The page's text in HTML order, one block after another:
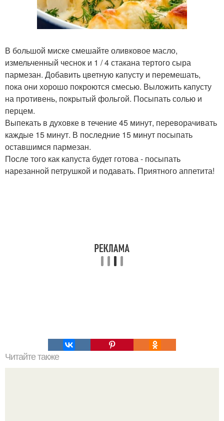
В большой миске смешайте оливковое масло,
измельченный чеснок и 1 / 4 стакана тертого сыра
пармезан. Добавить цветную капусту и перемешать,
пока они хорошо покроются смесью. Выложить капусту
на противень, покрытый фольгой. Посыпать солью и
перцем.
Выпекать в духовке в течение 45 минут, переворачивать
каждые 15 минут. В последние 15 минут посыпать
оставшимся пармезан.
После того как капуста будет готова - посыпать
нарезанной петрушкой и подавать. Приятного аппетита!
Читайте также